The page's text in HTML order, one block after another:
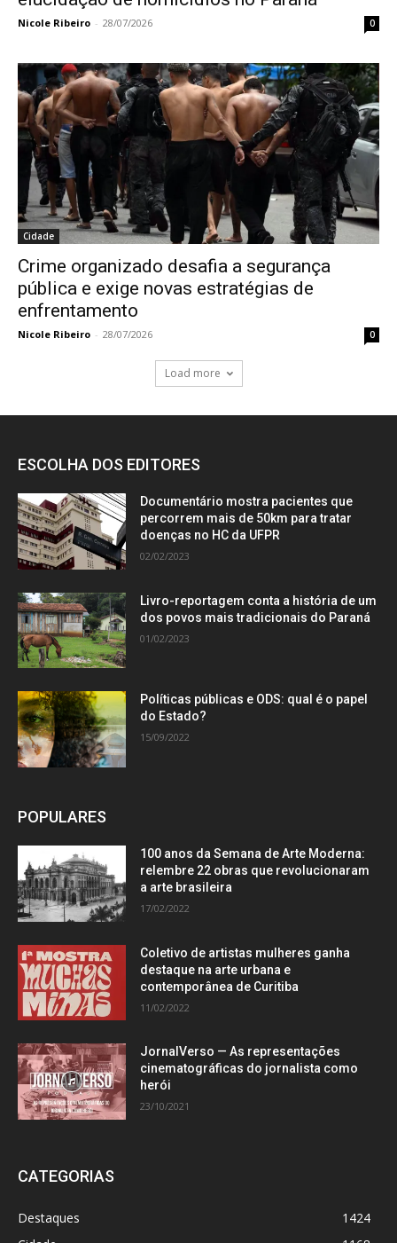
Nicole Ribeiro - 28/07/2026 0
Cidade
Crime organizado desafia a segurança
pública e exige novas estratégias de
enfrentamento
Nicole Ribeiro - 28/07/2026 0
Load more
ESCOLHA DOS EDITORES
Documentário mostra pacientes que
percorrem mais de 50km para tratar
doenças no HC da UFPR
02/02/2023
Livro-reportagem conta a história de um
dos povos mais tradicionais do Paraná
01/02/2023
Políticas públicas e ODS: qual é o papel
do Estado?
15/09/2022
POPULARES
100 anos da Semana de Arte Moderna:
relembre 22 obras que revolucionaram
a arte brasileira
17/02/2022
Coletivo de artistas mulheres ganha
destaque na arte urbana e
contemporânea de Curitiba
11/02/2022
JornalVerso — As representações
cinematográficas do jornalista como
herói
23/10/2021
CATEGORIAS
Destaques
1424